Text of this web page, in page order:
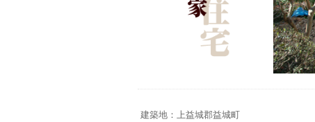
建築地：上益城郡益城町